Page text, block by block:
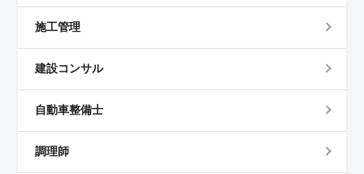
施工管理
建設コンサル
自動車整備士
調理師